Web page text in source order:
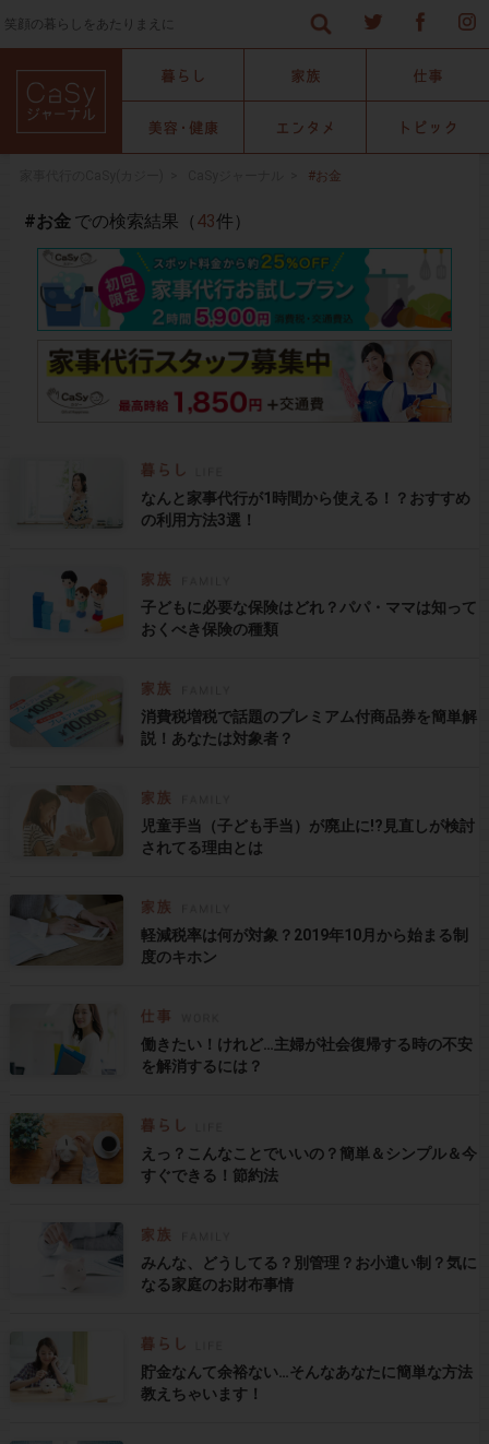
笑顔の暮らしをあたりまえに
#お金
#お金 での検索結果（ 43件）
なんと家事代行が1時間から使える！？おすすめ
の利用方法3選！
子どもに必要な保険はどれ？パパ・ママは知って
おくべき保険の種類
消費税増税で話題のプレミアム付商品券を簡単解
説！あなたは対象者？
児童手当（子ども手当）が廃止に!?見直しが検討
されてる理由とは
軽減税率は何が対象？2019年10月から始まる制
度のキホン
働きたい！けれど…主婦が社会復帰する時の不安
を解消するには？
えっ？こんなことでいいの？簡単＆シンプル＆今
すぐできる！節約法
みんな、どうしてる？別管理？お小遣い制？気に
なる家庭のお財布事情
貯金なんて余裕ない…そんなあなたに簡単な方法
教えちゃいます！